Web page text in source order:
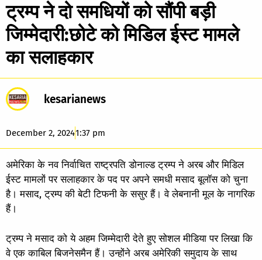
ट्रम्प ने दो समधियों को सौंपी बड़ी
जिम्मेदारी:छोटे को मिडिल ईस्ट मामले
का सलाहकार
kesarianews
December 2, 20241:37 pm
अमेरिका के नव निर्वाचित राष्ट्रपति डोनाल्ड ट्रम्प ने अरब और मिडिल
ईस्ट मामलों पर सलाहकार के पद पर अपने समधी मसाद बूलॉस को चुना
है। मसाद, ट्रम्प की बेटी टिफनी के ससुर हैं। वे लेबनानी मूल के नागरिक
हैं।
ट्रम्प ने मसाद को ये अहम जिम्मेदारी देते हुए सोशल मीडिया पर लिखा कि
वे एक काबिल बिजनेसमैन हैं। उन्होंने अरब अमेरिकी समुदाय के साथ